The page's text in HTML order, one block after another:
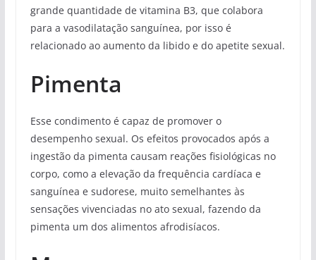
grande quantidade de vitamina B3, que colabora
para a vasodilatação sanguínea, por isso é
relacionado ao aumento da libido e do apetite sexual.
Pimenta
Esse condimento é capaz de promover o
desempenho sexual. Os efeitos provocados após a
ingestão da pimenta causam reações fisiológicas no
corpo, como a elevação da frequência cardíaca e
sanguínea e sudorese, muito semelhantes às
sensações vivenciadas no ato sexual, fazendo da
pimenta um dos alimentos afrodisíacos.